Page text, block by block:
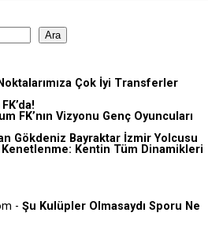
Ara
Çok İyi Transferler
FK’nın Vizyonu Genç Oyuncuları
Gökdeniz Bayraktar İzmir Yolcusu
Kenetlenme: Kentin Tüm Dinamikleri
- Şu Kulüpler Olmasaydı Sporu Ne